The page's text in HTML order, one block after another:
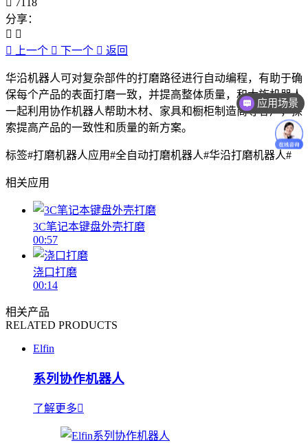
分享：
上一个 下一个 返回
华沿机器人可对复杂部件的打磨路径进行自动编程，有助于确
保每个产品的表面打磨一致，并提高整体质量，和大族机器人
一起利用协作机器人帮助木材、家具和橱柜制造商等客户，探
索提高产品的一致性和质量的新方案。
标签#打磨机器人应用#全自动打磨机器人#华沿打磨机器人#
相关应用
3C笔记本键盘外壳打磨
00:57
浇口打磨
00:14
相关产品
RELATED PRODUCTS
Elfin
系列协作机器人
了解更多
应用场景